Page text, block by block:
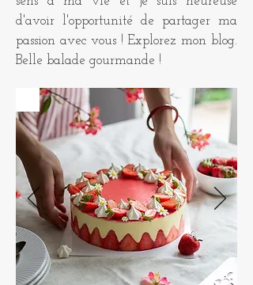
d'avoir l'opportunité de partager ma
passion avec vous ! Explorez mon blog.
Belle balade gourmande !